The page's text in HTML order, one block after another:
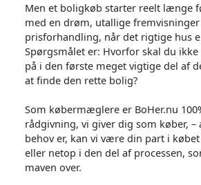
Men et boligkøb starter reelt længe
med en drøm, utallige
prisforhandling, når det rigtige hus
Spørgsmålet er: Hvorfor skal du
på i den første meget vigtige del af
at finde den rette bolig?
Som købermæglere er BoHer.nu
rådgivning, vi giver dig som køber,
behov er, kan vi være din part i
eller netop i den del af processen,
maven over.